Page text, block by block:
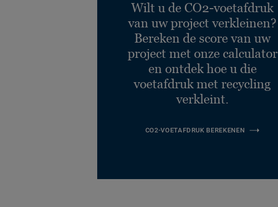
Wilt u de CO2-voetafdruk
van uw project verkleinen?
Bereken de score van uw
project met onze calculator
en ontdek hoe u die
voetafdruk met recycling
verkleint.
CO2-VOETAFDRUK BEREKENEN